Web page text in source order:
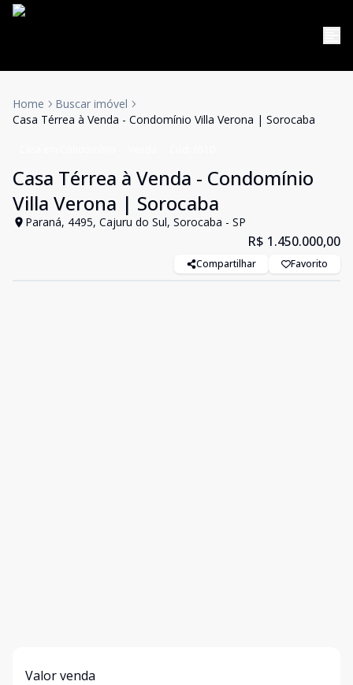
Home
Buscar imóvel
Casa Térrea à Venda - Condomínio Villa Verona | Sorocaba
Casa Térrea à Venda - Condomínio
Villa Verona | Sorocaba
Paraná, 4495, Cajuru do Sul, Sorocaba - SP
R$ 1.450.000,00
Compartilhar Favorito
Valor venda